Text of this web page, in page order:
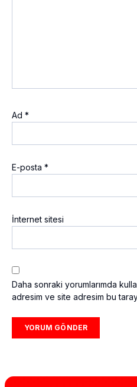
Ad *
E-posta *
İnternet sitesi
Daha sonraki yorumlarımda
adresim ve site adresim bu